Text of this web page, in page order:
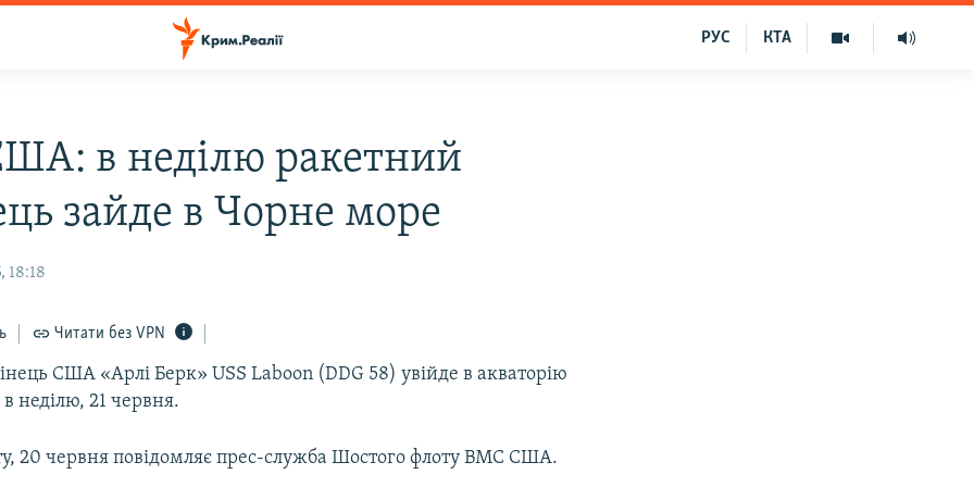
КТА
РУС
в неділю ракетний
зайде в Чорне море
18:18
Читати без VPN
США «Арлі Берк» USS Laboon (DDG 58) увійде в акваторію
неділю, 21 червня.
20 червня повідомляє прес-служба Шостого флоту ВМС США.